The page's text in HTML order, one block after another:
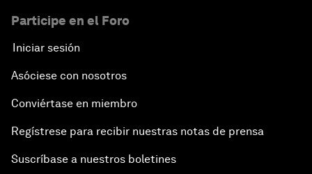
Participe en el Foro
Iniciar sesión
Asóciese con nosotros
Conviértase en miembro
Regístrese para recibir nuestras notas de prensa
Suscríbase a nuestros boletines